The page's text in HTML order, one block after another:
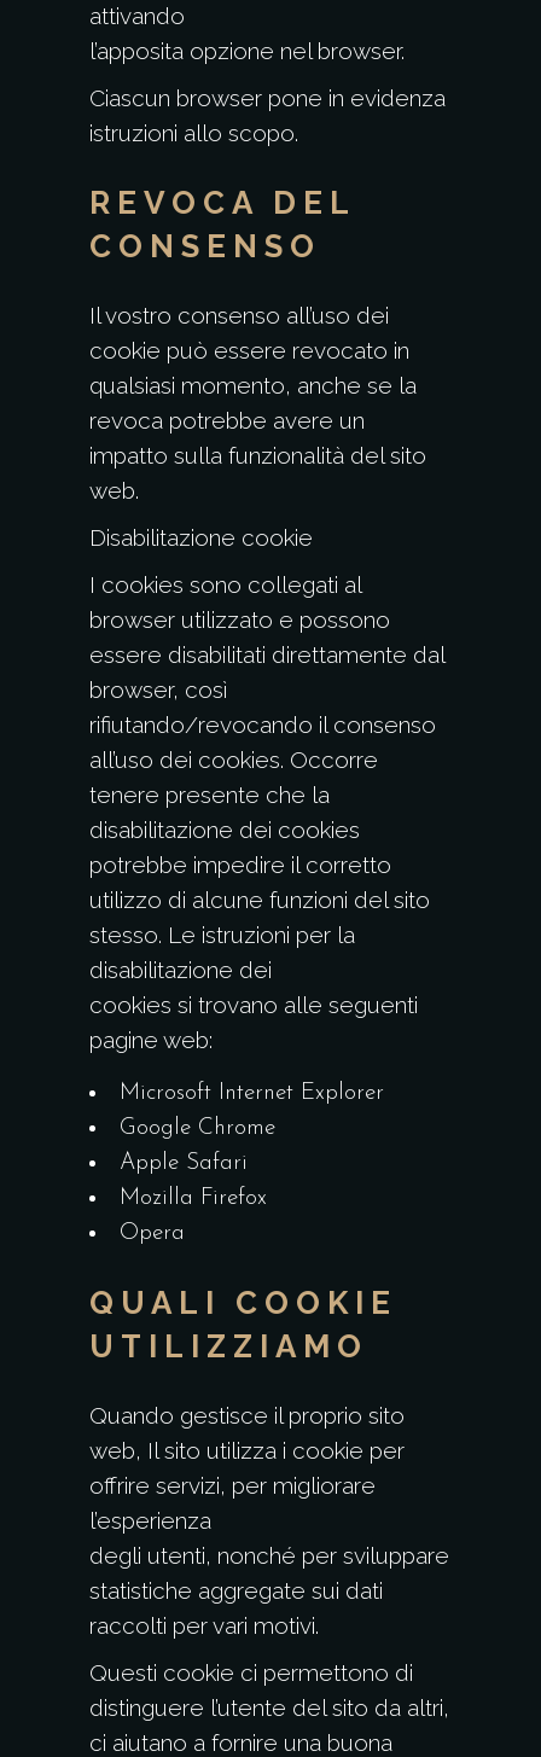
attivando
l’apposita opzione nel browser.
Ciascun browser pone in evidenza
istruzioni allo scopo.
REVOCA DEL
CONSENSO
Il vostro consenso all’uso dei
cookie può essere revocato in
qualsiasi momento, anche se la
revoca potrebbe avere un
impatto sulla funzionalità del sito
web.
Disabilitazione cookie
I cookies sono collegati al
browser utilizzato e possono
essere disabilitati direttamente dal
browser, così
rifiutando/revocando il consenso
all’uso dei cookies. Occorre
tenere presente che la
disabilitazione dei cookies
potrebbe impedire il corretto
utilizzo di alcune funzioni del sito
stesso. Le istruzioni per la
disabilitazione dei
cookies si trovano alle seguenti
pagine web:
Microsoft Internet Explorer
Google Chrome
Apple Safari
Mozilla Firefox
Opera
QUALI COOKIE
UTILIZZIAMO
Quando gestisce il proprio sito
web, Il sito utilizza i cookie per
offrire servizi, per migliorare
l’esperienza
degli utenti, nonché per sviluppare
statistiche aggregate sui dati
raccolti per vari motivi.
Questi cookie ci permettono di
distinguere l’utente del sito da altri,
ci aiutano a fornire una buona